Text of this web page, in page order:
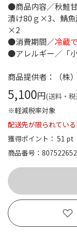
●商品内容／秋鮭
漬け80ｇ×3、鯖
×2
●消費期間／冷蔵
●アレルギー／「
商品提供者：（株
5,100円(送料・
※軽減税率対象
配送先が限られている
獲得ポイント： 51 pt
商品番号